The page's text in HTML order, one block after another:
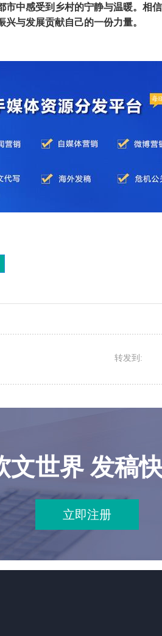
中感受到乡村的宁静与温暖。相
与发展贡献自己的一份力量。
转发到:
文世界 发稿
立即注册